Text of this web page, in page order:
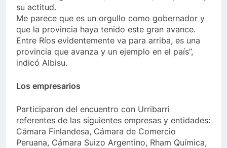
su actitud.
Me parece que es un orgullo como gobernador y
que la provincia haya tenido este gran avance.
Entre Ríos evidentemente va para arriba, es una
provincia que avanza y un ejemplo en el país”,
indicó Albisu.
Los empresarios
Participaron del encuentro con Urribarri
referentes de las siguientes empresas y entidades:
Cámara Finlandesa, Cámara de Comercio
Peruana, Cámara Suizo Argentino, Rham Química,